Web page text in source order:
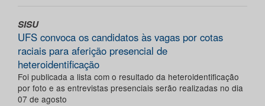
SISU
UFS convoca os candidatos às vagas por cotas
raciais para aferição presencial de
heteroidentificação
Foi publicada a lista com o resultado da heteroidentificação
por foto e as entrevistas presenciais serão realizadas no dia
07 de agosto